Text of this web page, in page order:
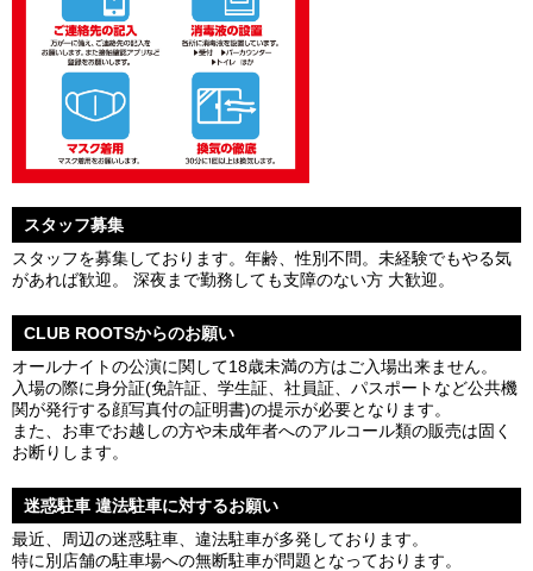
スタッフ募集
スタッフを募集しております。年齢、性別不問。未経験でもやる気
があれば歓迎。 深夜まで勤務しても支障のない方 大歓迎。
CLUB ROOTSからのお願い
オールナイトの公演に関して18歳未満の方はご入場出来ません。
入場の際に身分証(免許証、学生証、社員証、パスポートなど公共機
関が発行する顔写真付の証明書)の提示が必要となります。
また、お車でお越しの方や未成年者へのアルコール類の販売は固く
お断りします。
迷惑駐車 違法駐車に対するお願い
最近、周辺の迷惑駐車、違法駐車が多発しております。
特に別店舗の駐車場への無断駐車が問題となっております。